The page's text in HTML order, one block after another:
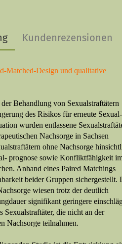
Kundenrezensionen
Matched-Design und qualitative
Behandlung von Sexualstraftätern
des Risikos für erneute Sexual­
wurden entlassene
Nachsorge­ in Sachsen
ohne Nachsorge
prognose sowie Konfliktfähigkeit
Anhand eines Paired Matchings
beider Gruppen sichergestellt.
wiesen trotz der deutlich
signifikant gerin­gere
Sexual­straftäter, die nicht an der
Nachsorge teilnahmen.